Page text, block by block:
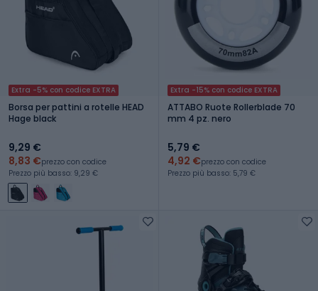
Extra -5% con codice EXTRA
Borsa per pattini a rotelle HEAD
Hage black
9,29 €
8,83 €prezzo con codice
Prezzo più basso: 9,29 €
Extra -15% con codice EXTRA
ATTABO Ruote Rollerblade 70
mm 4 pz. nero
5,79 €
4,92 €prezzo con codice
Prezzo più basso: 5,79 €